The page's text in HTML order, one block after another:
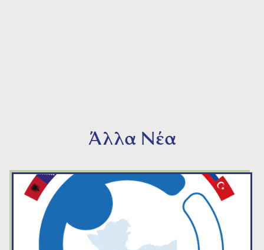
Άλλα Νέα